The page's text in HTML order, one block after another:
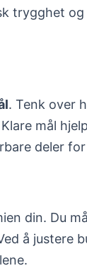
trygghet
. Tenk over
mål
deler
din. Du
å justere